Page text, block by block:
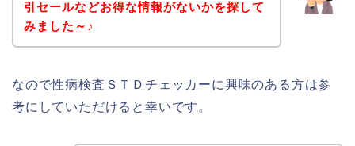
引セールなどお得な情報がないかを探して
みました～♪
なので性病検査ＳＴＤチェッカーに興味のある方は参
考にしていただけると幸いです。